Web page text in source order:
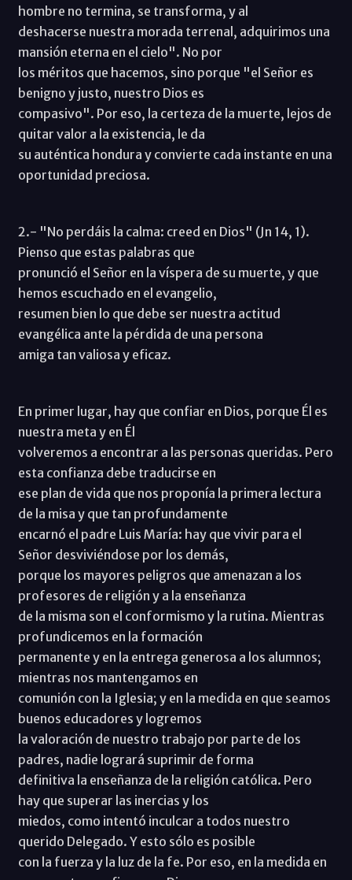
hombre no termina, se transforma, y al
deshacerse nuestra morada terrenal, adquirimos una
mansión eterna en el cielo". No por
los méritos que hacemos, sino porque "el Señor es
benigno y justo, nuestro Dios es
compasivo". Por eso, la certeza de la muerte, lejos de
quitar valor a la existencia, le da
su auténtica hondura y convierte cada instante en una
oportunidad preciosa.
2.- "No perdáis la calma: creed en Dios" (Jn 14, 1).
Pienso que estas palabras que
pronunció el Señor en la víspera de su muerte, y que
hemos escuchado en el evangelio,
resumen bien lo que debe ser nuestra actitud
evangélica ante la pérdida de una persona
amiga tan valiosa y eficaz.
En primer lugar, hay que confiar en Dios, porque Él es
nuestra meta y en Él
volveremos a encontrar a las personas queridas. Pero
esta confianza debe traducirse en
ese plan de vida que nos proponía la primera lectura
de la misa y que tan profundamente
encarnó el padre Luis María: hay que vivir para el
Señor desviviéndose por los demás,
porque los mayores peligros que amenazan a los
profesores de religión y a la enseñanza
de la misma son el conformismo y la rutina. Mientras
profundicemos en la formación
permanente y en la entrega generosa a los alumnos;
mientras nos mantengamos en
comunión con la Iglesia; y en la medida en que seamos
buenos educadores y logremos
la valoración de nuestro trabajo por parte de los
padres, nadie logrará suprimir de forma
definitiva la enseñanza de la religión católica. Pero
hay que superar las inercias y los
miedos, como intentó inculcar a todos nuestro
querido Delegado. Y esto sólo es posible
con la fuerza y la luz de la fe. Por eso, en la medida en